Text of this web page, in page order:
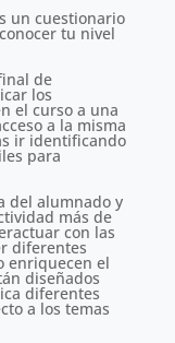
un cuestionario
tu nivel
de
los
el curso a una
a la misma
ir identificando
para
del alumnado y
más de
con las
diferentes
enriquecen el
diseñados
diferentes
a los temas